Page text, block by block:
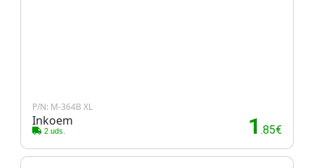
P/N: M-364B XL
Inkoem
2 uds. 1 .85€